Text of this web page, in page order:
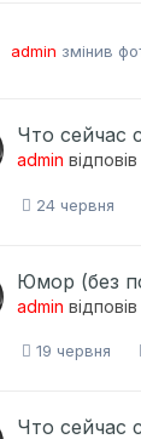
admin змінив
Что сейчас
admin відповів
24 червня
Юмор (без
admin відповів
19 червня
Что сейчас